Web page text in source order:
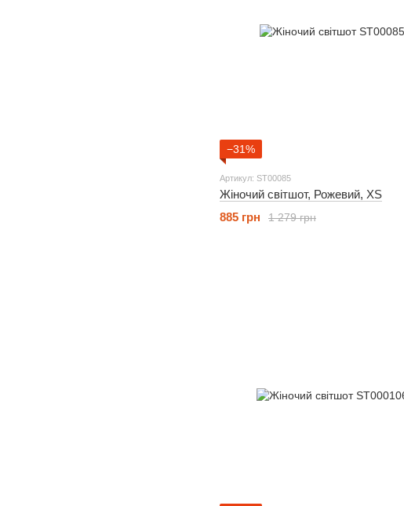
−31%
Артикул: ST00085
Жіночий світшот, Рожевий, XS
1 279 грн
885 грн